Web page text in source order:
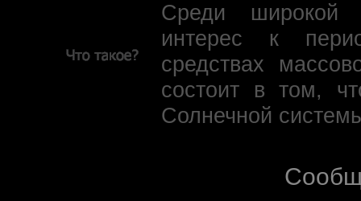
Среди широкой
интерес к
средствах
состоит в том,
Солнечной